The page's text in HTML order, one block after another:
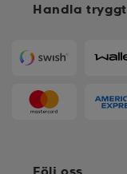
Handla tryggt